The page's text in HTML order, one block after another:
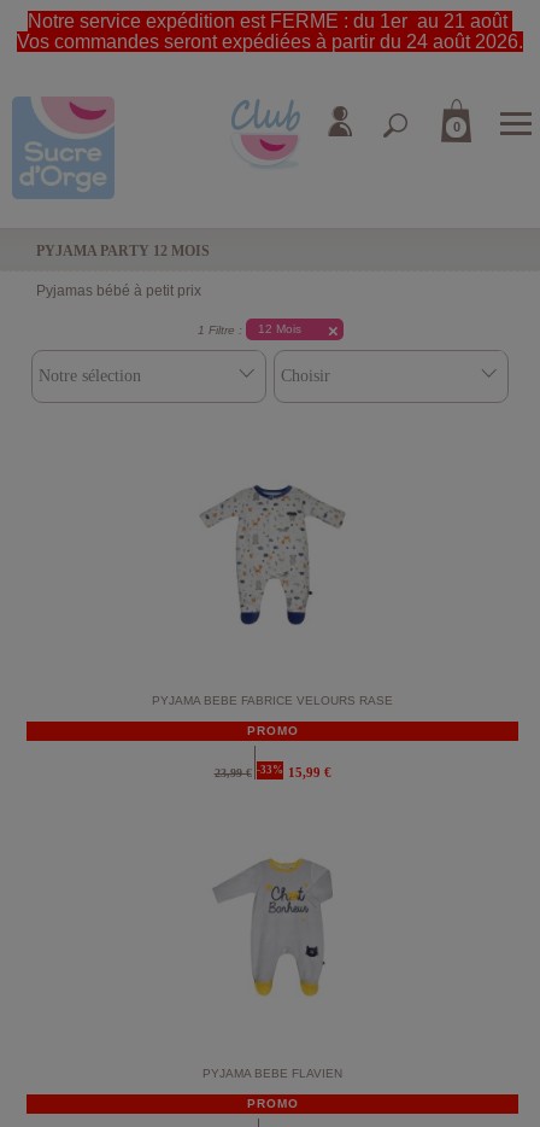
Notre service expédition est FERME : du 1er au 21 août
Vos commandes seront expédiées à partir du 24 août 2026.
0
PYJAMA PARTY 12 MOIS
Pyjamas bébé à petit prix
1 Filtre : 12 Mois
PYJAMA BEBE FABRICE VELOURS RASE
PROMO
23,99 € -33% 15,99 €
PYJAMA BEBE FLAVIEN
PROMO